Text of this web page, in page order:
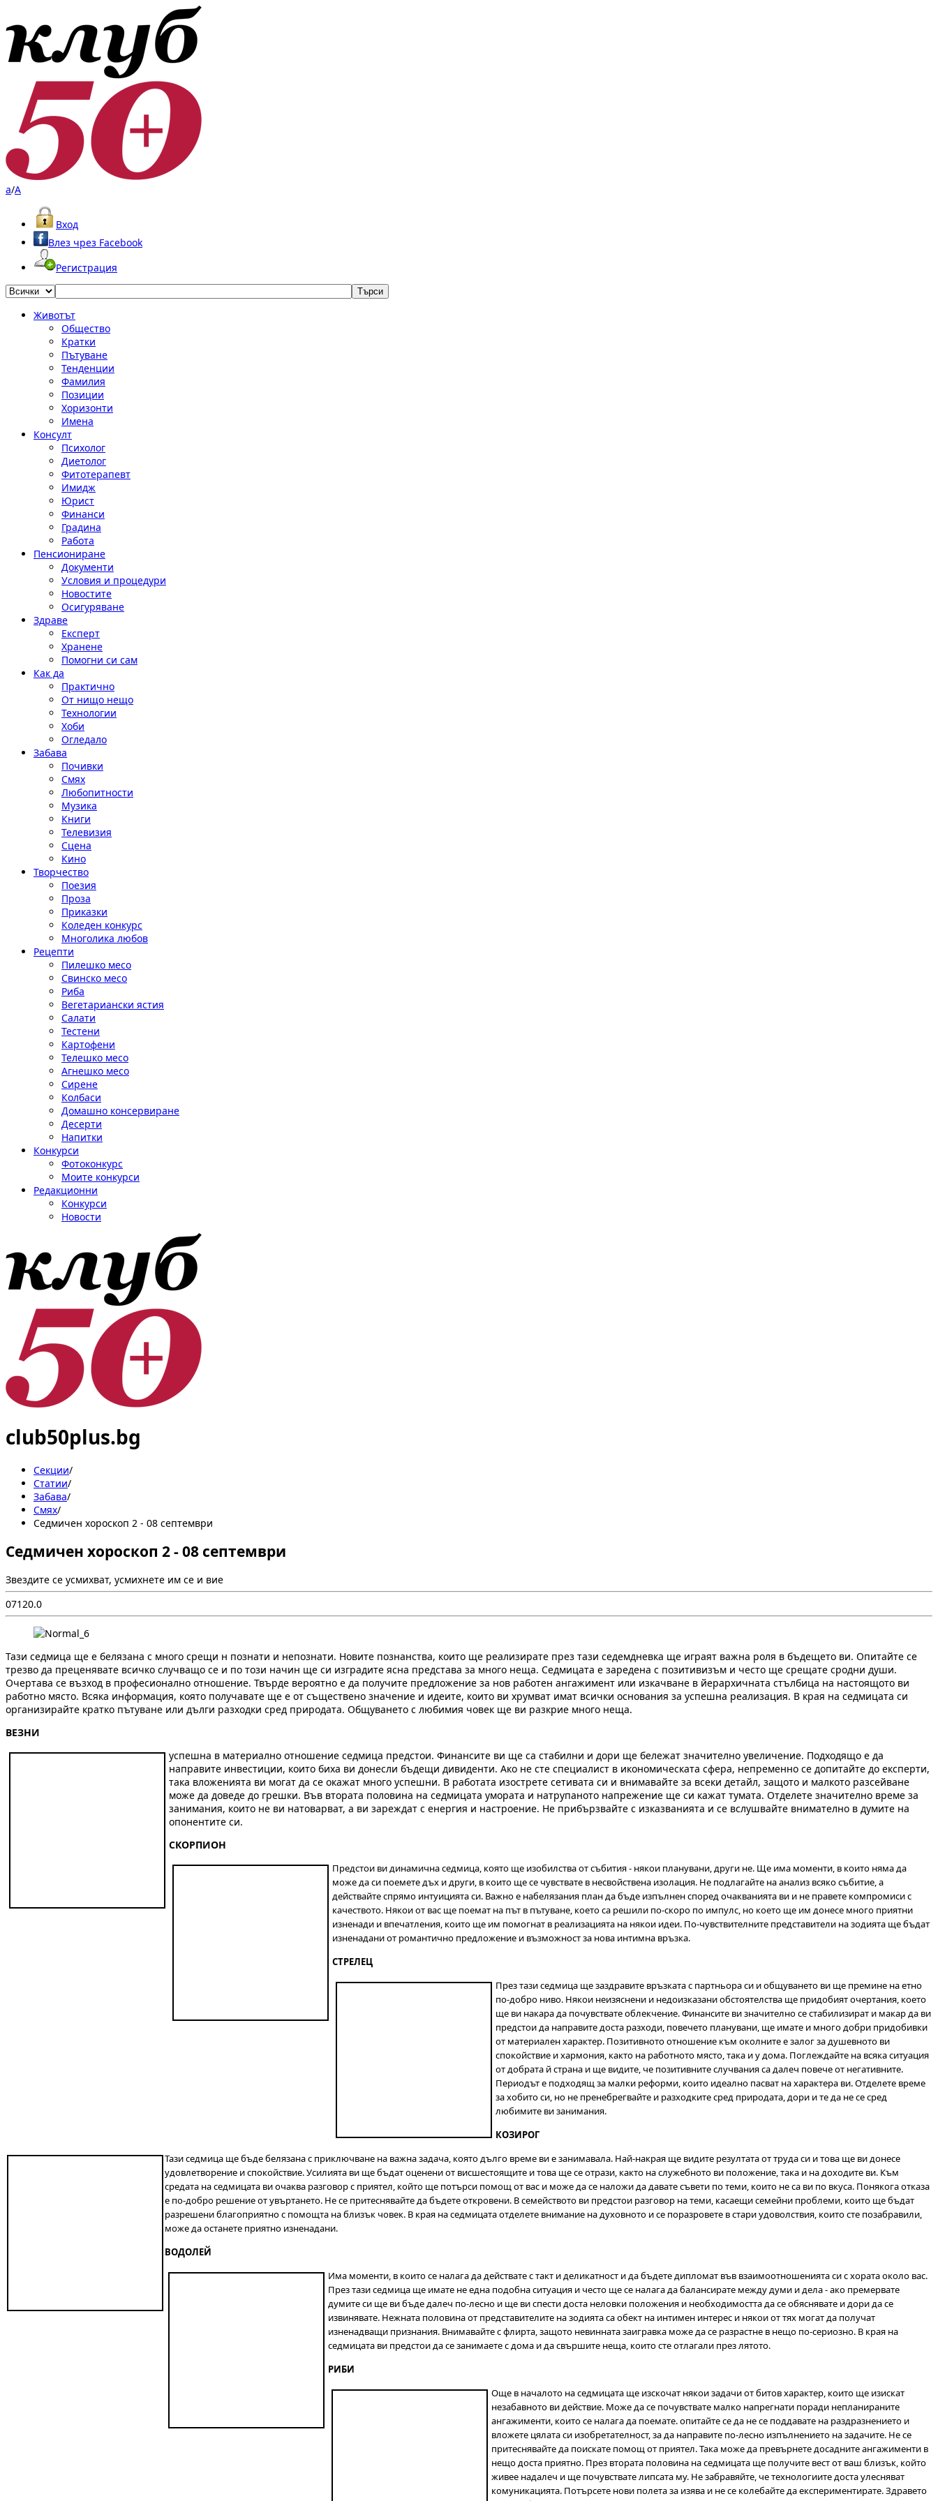
a/A
Вход
Влез чрез Facebook
Регистрация
Животът
Общество
Кратки
Пътуване
Тенденции
Фамилия
Позиции
Хоризонти
Имена
Консулт
Психолог
Диетолог
Фитотерапевт
Имидж
Юрист
Финанси
Градина
Работа
Пенсиониране
Документи
Условия и процедури
Новостите
Осигуряване
Здраве
Експерт
Хранене
Помогни си сам
Как да
Практично
От нищо нещо
Технологии
Хоби
Огледало
Забава
Почивки
Смях
Любопитности
Музика
Книги
Телевизия
Сцена
Кино
Творчество
Поезия
Проза
Приказки
Коледен конкурс
Многолика любов
Рецепти
Пилешко месо
Свинско месо
Риба
Вегетариански ястия
Салати
Тестени
Картофени
Телешко месо
Агнешко месо
Сирене
Колбаси
Домашно консервиране
Десерти
Напитки
Конкурси
Фотоконкурс
Моите конкурси
Редакционни
Конкурси
Новости
club50plus.bg
Секции/
Статии/
Забава/
Смях/
Седмичен хороскоп 2 - 08 септември
Седмичен хороскоп 2 - 08 септември
Звездите се усмихват, усмихнете им се и вие
07120.0
Тази седмица ще е белязана с много срещи н познати и непознати. Новите познанства, които ще реализирате през тази седемдневка ще играят важна роля в бъдещето ви. Опитайте се
трезво да преценявате всичко случващо се и по този начин ще си изградите ясна представа за много неща. Седмицата е заредена с позитивизъм и често ще срещате сродни души.
Очертава се възход в професионално отношение. Твърде вероятно е да получите предложение за нов работен ангажимент или изкачване в йерархичната стълбица на настоящото ви
работно място. Всяка информация, която получавате ще е от съществено значение и идеите, които ви хрумват имат всички основания за успешна реализация. В края на седмицата си
организирайте кратко пътуване или дълги разходки сред природата. Общуването с любимия човек ще ви разкрие много неща.
ВЕЗНИ
успешна в материално отношение седмица предстои. Финансите ви ще са стабилни и дори ще бележат значително увеличение. Подходящо е да
направите инвестиции, които биха ви донесли бъдещи дивиденти. Ако не сте специалист в икономическата сфера, непременно се допитайте до експерти,
така вложенията ви могат да се окажат много успешни. В работата изострете сетивата си и внимавайте за всеки детайл, защото и малкото разсейване
може да доведе до грешки. Във втората половина на седмицата умората и натрупаното напрежение ще си кажат тумата. Отделете значително време за
занимания, които не ви натоварват, а ви зареждат с енергия и настроение. Не прибързвайте с изказванията и се вслушвайте внимателно в думите на
опонентите си.
СКОРПИОН
Предстои ви динамична седмица, която ще изобилства от събития - някои планувани, други не. Ще има моменти, в които няма да
може да си поемете дъх и други, в които ще се чувствате в несвойствена изолация. Не подлагайте на анализ всяко събитие, а
действайте спрямо интуицията си. Важно е набелязания план да бъде изпълнен според очакванията ви и не правете компромиси с
качеството. Някои от вас ще поемат на път в пътуване, което са решили по-скоро по импулс, но което ще им донесе много приятни
изненади и впечатления, които ще им помогнат в реализацията на някои идеи. По-чувствителните представители на зодията ще бъдат
изненадани от романтично предложение и възможност за нова интимна връзка.
СТРЕЛЕЦ
През тази седмица ще заздравите връзката с партньора си и общуването ви ще премине на етно
по-добро ниво. Някои неизяснени и недоизказани обстоятелства ще придобият очертания, което
ще ви накара да почувствате облекчение. Финансите ви значително се стабилизират и макар да ви
предстои да направите доста разходи, повечето планувани, ще имате и много добри придобивки
от материален характер. Позитивното отношение към околните е залог за душевното ви
спокойствие и хармония, както на работното място, така и у дома. Поглеждайте на всяка ситуация
от добрата й страна и ще видите, че позитивните случвания са далеч повече от негативните.
Периодът е подходящ за малки реформи, които идеално пасват на характера ви. Отделете време
за хобито си, но не пренебрегвайте и разходките сред природата, дори и те да не се сред
любимите ви занимания.
КОЗИРОГ
Тази седмица ще бъде белязана с приключване на важна задача, която дълго време ви е занимавала. Най-накрая ще видите резултата от труда си и това ще ви донесе
удовлетворение и спокойствие. Усилията ви ще бъдат оценени от висшестоящите и това ще се отрази, както на служебното ви положение, така и на доходите ви. Към
средата на седмицата ви очаква разговор с приятел, който ще потърси помощ от вас и може да се наложи да давате съвети по теми, които не са ви по вкуса. Понякога отказа
е по-добро решение от увъртането. Не се притеснявайте да бъдете откровени. В семейството ви предстои разговор на теми, касаещи семейни проблеми, които ще бъдат
разрешени благоприятно с помощта на близък човек. В края на седмицата отделете внимание на духовното и се поразровете в стари удоволствия, които сте позабравили,
може да останете приятно изненадани.
ВОДОЛЕЙ
Има моменти, в които се налага да действате с такт и деликатност и да бъдете дипломат във взаимоотношенията си с хората около вас.
През тази седмица ще имате не една подобна ситуация и често ще се налага да балансирате между думи и дела - ако премервате
думите си ще ви бъде далеч по-лесно и ще ви спести доста неловки положения и необходимостта да се обяснявате и дори да се
извинявате. Нежната половина от представителите на зодията са обект на интимен интерес и някои от тях могат да получат
изненадващи признания. Внимавайте с флирта, защото невинната заигравка може да се разрастне в нещо по-сериозно. В края на
седмицата ви предстои да се занимаете с дома и да свършите неща, които сте отлагали през лятото.
РИБИ
Още в началото на седмицата ще изскочат някои задачи от битов характер, които ще изискат
незабавното ви действие. Може да се почувствате малко напрегнати поради непланираните
ангажименти, които се налага да поемате. опитайте се да не се поддавате на раздразнението и
вложете цялата си изобретателност, за да направите по-лесно изпълнението на задачите. Не се
притеснявайте да поискате помощ от приятел. Така може да превърнете досадните ангажименти в
нещо доста приятно. През втората половина на седмицата ще получите вест от ваш близък, който
живее надалеч и ще почувствате липсата му. Не забравяйте, че технологиите доста улесняват
комуникацията. Потърсете нови полета за изява и не се колебайте да експериментирате. Здравето